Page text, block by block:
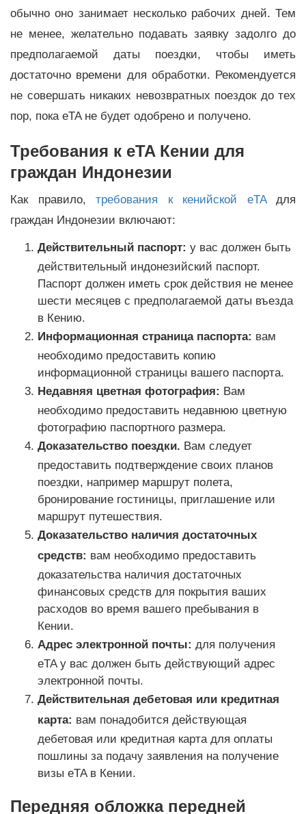
обычно оно занимает несколько рабочих дней. Тем
не менее, желательно подавать заявку задолго до
предполагаемой даты поездки, чтобы иметь
достаточно времени для обработки. Рекомендуется
не совершать никаких невозвратных поездок до тех
пор, пока eTA не будет одобрено и получено.
Требования к eTA Кении для
граждан Индонезии
Как правило, требования к кенийской eTAдля
граждан Индонезии включают:
Действительный паспорт: у вас должен быть
действительный индонезийский паспорт.
Паспорт должен иметь срок действия не менее
шести месяцев с предполагаемой даты въезда
в Кению.
Информационная страница паспорта: вам
необходимо предоставить копию
информационной страницы вашего паспорта.
Недавняя цветная фотография: Вам
необходимо предоставить недавнюю цветную
фотографию паспортного размера.
Доказательство поездки. Вам следует
предоставить подтверждение своих планов
поездки, например маршрут полета,
бронирование гостиницы, приглашение или
маршрут путешествия.
Доказательство наличия достаточных
средств: вам необходимо предоставить
доказательства наличия достаточных
финансовых средств для покрытия ваших
расходов во время вашего пребывания в
Кении.
Адрес электронной почты: для получения
eTA у вас должен быть действующий адрес
электронной почты.
Действительная дебетовая или кредитная
карта: вам понадобится действующая
дебетовая или кредитная карта для оплаты
пошлины за подачу заявления на получение
визы eTA в Кении.
Передняя обложка передней